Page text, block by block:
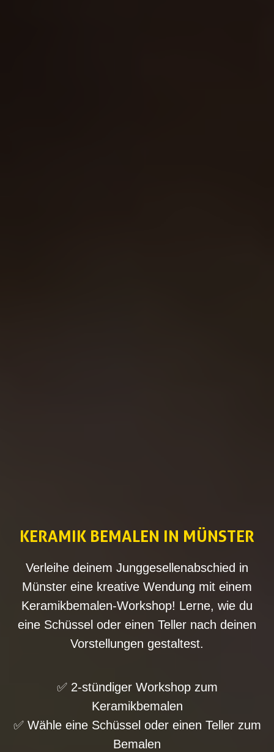
KERAMIK BEMALEN IN MÜNSTER
Verleihe deinem Junggesellenabschied in
Münster eine kreative Wendung mit einem
Keramikbemalen-Workshop! Lerne, wie du
eine Schüssel oder einen Teller nach deinen
Vorstellungen gestaltest.
✅ 2-stündiger Workshop zum
Keramikbemalen
✅ Wähle eine Schüssel oder einen Teller zum
Bemalen